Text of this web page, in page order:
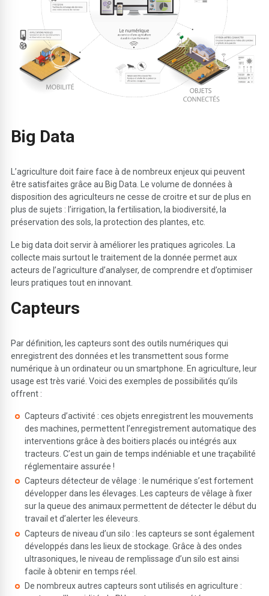
Big Data
L’agriculture doit faire face à de nombreux enjeux qui peuvent
être satisfaites grâce au Big Data. Le volume de données à
disposition des agriculteurs ne cesse de croitre et sur de plus en
plus de sujets : l’irrigation, la fertilisation, la biodiversité, la
préservation des sols, la protection des plantes, etc.
Le big data doit servir à améliorer les pratiques agricoles. La
collecte mais surtout le traitement de la donnée permet aux
acteurs de l’agriculture d’analyser, de comprendre et d’optimiser
leurs pratiques tout en innovant.
Capteurs
Par définition, les capteurs sont des outils numériques qui
enregistrent des données et les transmettent sous forme
numérique à un ordinateur ou un smartphone. En agriculture, leur
usage est très varié. Voici des exemples de possibilités qu’ils
offrent :
Capteurs d’activité : ces objets enregistrent les mouvements
des machines, permettent l’enregistrement automatique des
interventions grâce à des boitiers placés ou intégrés aux
tracteurs. C’est un gain de temps indéniable et une traçabilité
réglementaire assurée !
Capteurs détecteur de vêlage : le numérique s’est fortement
développer dans les élevages. Les capteurs de vêlage à fixer
sur la queue des animaux permettent de détecter le début du
travail et d’alerter les éleveurs.
Capteurs de niveau d’un silo : les capteurs se sont également
développés dans les lieux de stockage. Grâce à des ondes
ultrasoniques, le niveau de remplissage d’un silo est ainsi
facile à obtenir en temps réel.
De nombreux autres capteurs sont utilisés en agriculture :